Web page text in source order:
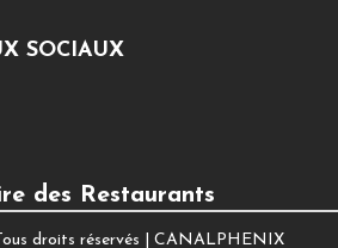
SOCIAUX
des Restaurants
droits réservés | CANALPHENIX